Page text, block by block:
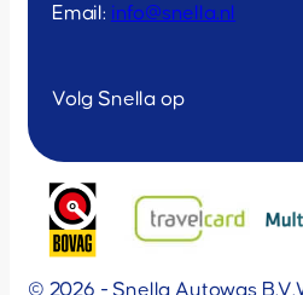
Email: info@snella.nl
Volg Snella op